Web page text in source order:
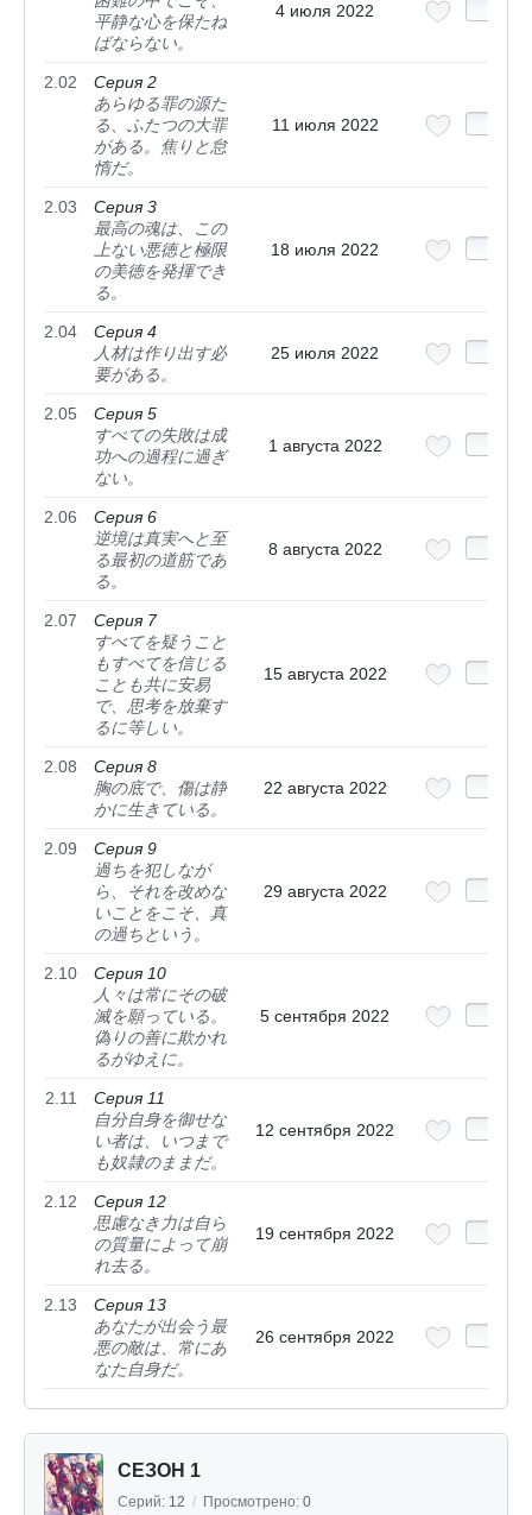
平静な心を保たね
ばならない。
4 июля 2022
2.02
Серия 2
あらゆる罪の源た
る、ふたつの大罪
がある。焦りと怠
惰だ。
11 июля 2022
2.03
Серия 3
最高の魂は、この
上ない悪徳と極限
の美徳を発揮でき
る。
18 июля 2022
2.04
Серия 4
人材は作り出す必
要がある。
25 июля 2022
2.05
Серия 5
すべての失敗は成
功への過程に過ぎ
ない。
1 августа 2022
2.06
Серия 6
逆境は真実へと至
る最初の道筋であ
る。
8 августа 2022
2.07
Серия 7
すべてを疑うこと
もすべてを信じる
ことも共に安易
で、思考を放棄す
るに等しい。
15 августа 2022
2.08
Серия 8
胸の底で、傷は静
かに生きている。
22 августа 2022
2.09
Серия 9
過ちを犯しなが
ら、それを改めな
いことをこそ、真
の過ちという。
29 августа 2022
2.10
Серия 10
人々は常にその破
滅を願っている。
偽りの善に欺かれ
るがゆえに。
5 сентября 2022
2.11
Серия 11
自分自身を御せな
い者は、いつまで
も奴隷のままだ。
12 сентября 2022
2.12
Серия 12
思慮なき力は自ら
の質量によって崩
れ去る。
19 сентября 2022
2.13
Серия 13
あなたが出会う最
悪の敵は、常にあ
なた自身だ。
26 сентября 2022
СЕЗОН 1
Серий: 12 / Просмотрено: 0